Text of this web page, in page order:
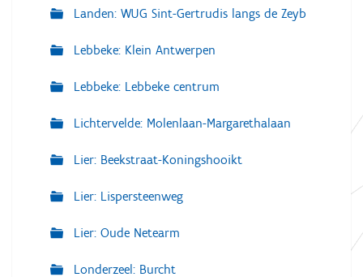
Landen: WUG Sint-Gertrudis langs de Zeyb
Lebbeke: Klein Antwerpen
Lebbeke: Lebbeke centrum
Lichtervelde: Molenlaan-Margarethalaan
Lier: Beekstraat-Koningshooikt
Lier: Lispersteenweg
Lier: Oude Netearm
Londerzeel: Burcht